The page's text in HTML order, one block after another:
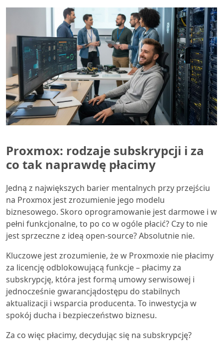
Proxmox: rodzaje subskrypcji i za
co tak naprawdę płacimy
Jedną z największych barier mentalnych przy przejściu
na Proxmox jest zrozumienie jego modelu
biznesowego. Skoro oprogramowanie jest darmowe i w
pełni funkcjonalne, to po co w ogóle płacić? Czy to nie
jest sprzeczne z ideą open-source? Absolutnie nie.
Kluczowe jest zrozumienie, że w Proxmoxie nie płacimy
za licencję odblokowującą funkcje – płacimy za
subskrypcję, która jest formą umowy serwisowej i
jednocześnie gwarancjądostępu do stabilnych
aktualizacji i wsparcia producenta. To inwestycja w
spokój ducha i bezpieczeństwo biznesu.
Za co więc płacimy, decydując się na subskrypcję?